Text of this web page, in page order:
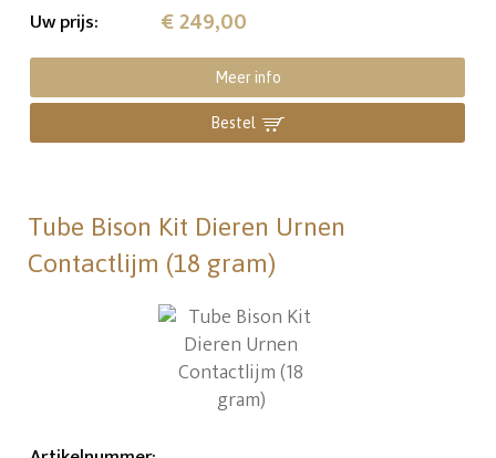
Uw prijs: € 249,00
Meer info
Bestel
Tube Bison Kit Dieren Urnen
Contactlijm (18 gram)